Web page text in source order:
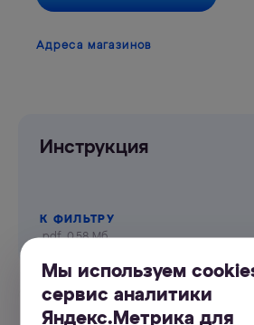
Адреса магазинов
Инструкция
К ФИЛЬТРУ
.pdf, 0.58 Мб
Портал
Мы используем
сервис аналитики
Яндекс.Метрика для